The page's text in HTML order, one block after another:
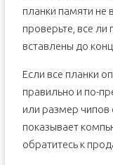
планки памяти не
проверьте, все ли
вставлены до
Если все планки
правильно и по-
или размер чипов
показывает
обратитесь к